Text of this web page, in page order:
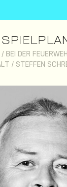
/ BEI DER
/ STEFFEN